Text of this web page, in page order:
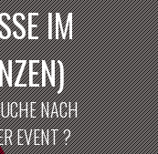
IM
NACH
EVENT ?